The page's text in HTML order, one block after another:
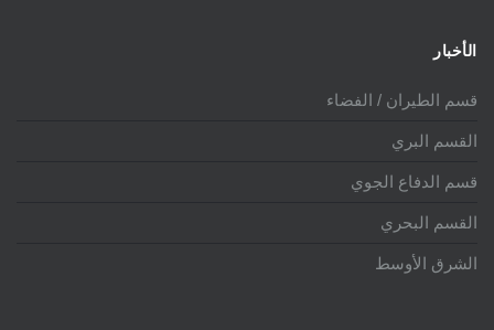
الأخبار
قسم الطيران / الفضاء
القسم البري
قسم الدفاع الجوي
القسم البحري
الشرق الأوسط